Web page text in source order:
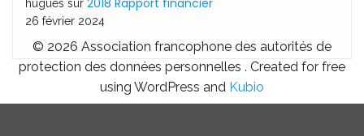
hugues sur
26 février 2024
© 2026 Association francophone des autorités de
protection des données personnelles . Created for free
using WordPress and Kubio